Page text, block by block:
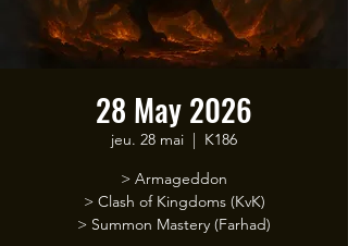
28 May 2026
jeu. 28 mai
  |
K186
> Armageddon
> Clash of Kingdoms (KvK)
> Summon Mastery (Farhad)